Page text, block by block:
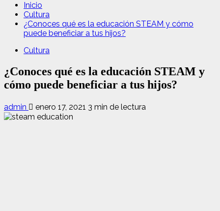
Inicio
Cultura
¿Conoces qué es la educación STEAM y cómo
puede beneficiar a tus hijos?
Cultura
¿Conoces qué es la educación STEAM y
cómo puede beneficiar a tus hijos?
admin enero 17, 2021 3 min de lectura